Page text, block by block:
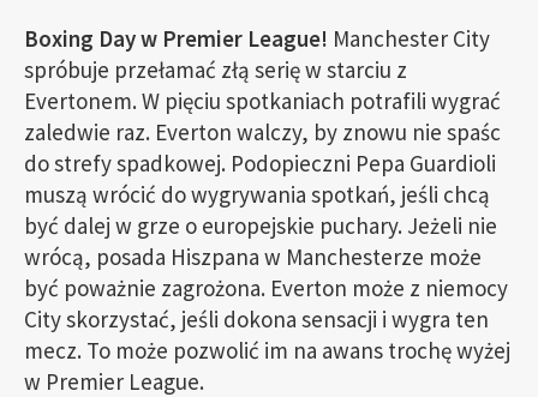
Boxing Day w Premier League! Manchester City
spróbuje przełamać złą serię w starciu z
Evertonem. W pięciu spotkaniach potrafili wygrać
zaledwie raz. Everton walczy, by znowu nie spaśc
do strefy spadkowej. Podopieczni Pepa Guardioli
muszą wrócić do wygrywania spotkań, jeśli chcą
być dalej w grze o europejskie puchary. Jeżeli nie
wrócą, posada Hiszpana w Manchesterze może
być poważnie zagrożona. Everton może z niemocy
City skorzystać, jeśli dokona sensacji i wygra ten
mecz. To może pozwolić im na awans trochę wyżej
w Premier League.